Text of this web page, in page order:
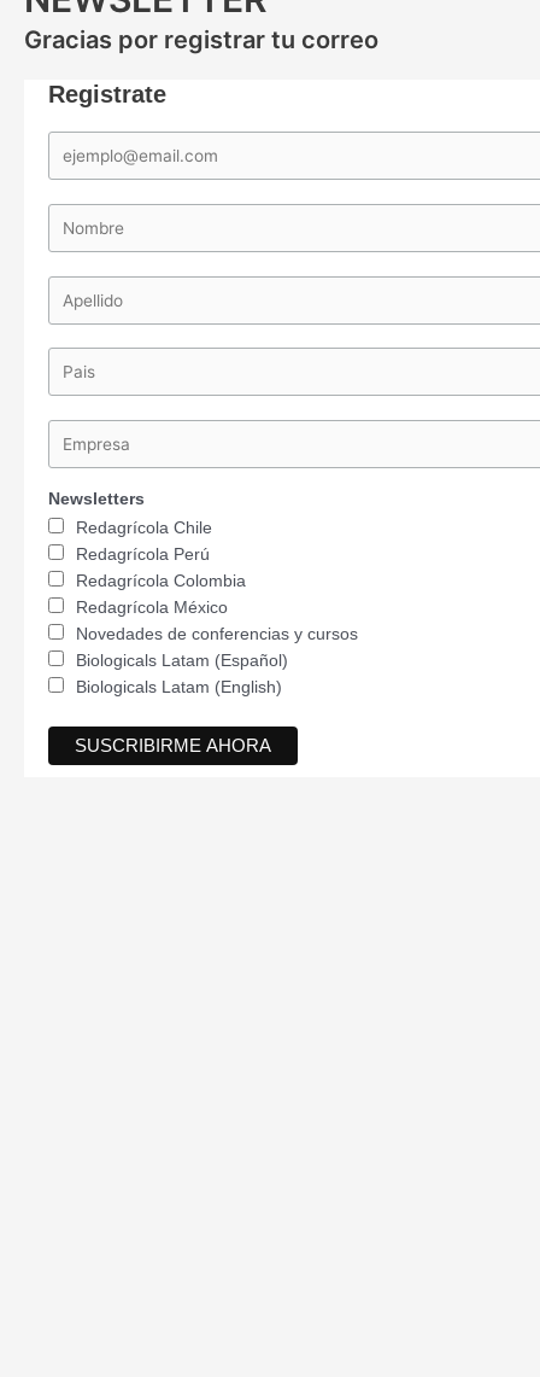
Gracias por registrar tu correo
Registrate
Newsletters
Redagrícola Chile
Redagrícola Perú
Redagrícola Colombia
Redagrícola México
Novedades de conferencias y cursos
Biologicals Latam (Español)
Biologicals Latam (English)